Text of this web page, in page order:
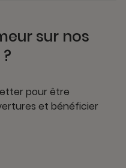
sur nos
pour être
et bénéficier